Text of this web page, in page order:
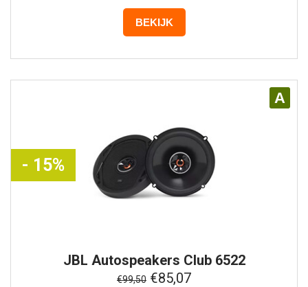
BEKIJK
A
- 15%
JBL Autospeakers Club 6522
€99,50 €85,07